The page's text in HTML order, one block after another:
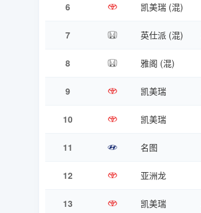
6 凯美瑞 (混)
7 英仕派 (混)
8 雅阁 (混)
9 凯美瑞
10 凯美瑞
11 名图
12 亚洲龙
13 凯美瑞